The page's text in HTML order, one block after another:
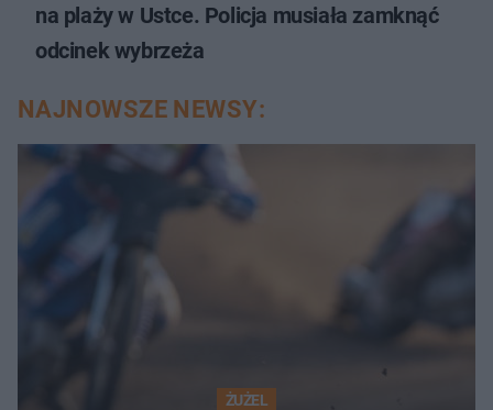
na plaży w Ustce. Policja musiała zamknąć
odcinek wybrzeża
NAJNOWSZE NEWSY:
ŻUŻEL